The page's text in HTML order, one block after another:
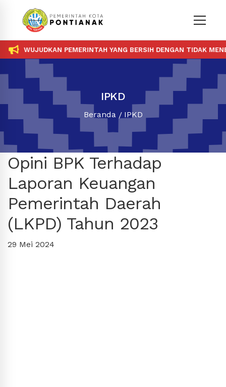
WUJUDKAN PEMERINTAH YANG BERSIH DENGAN TIDAK
IPKD
Beranda IPKD
Opini BPK Terhadap
Laporan Keuangan
Pemerintah Daerah
(LKPD) Tahun 2023
29 Mei 2024